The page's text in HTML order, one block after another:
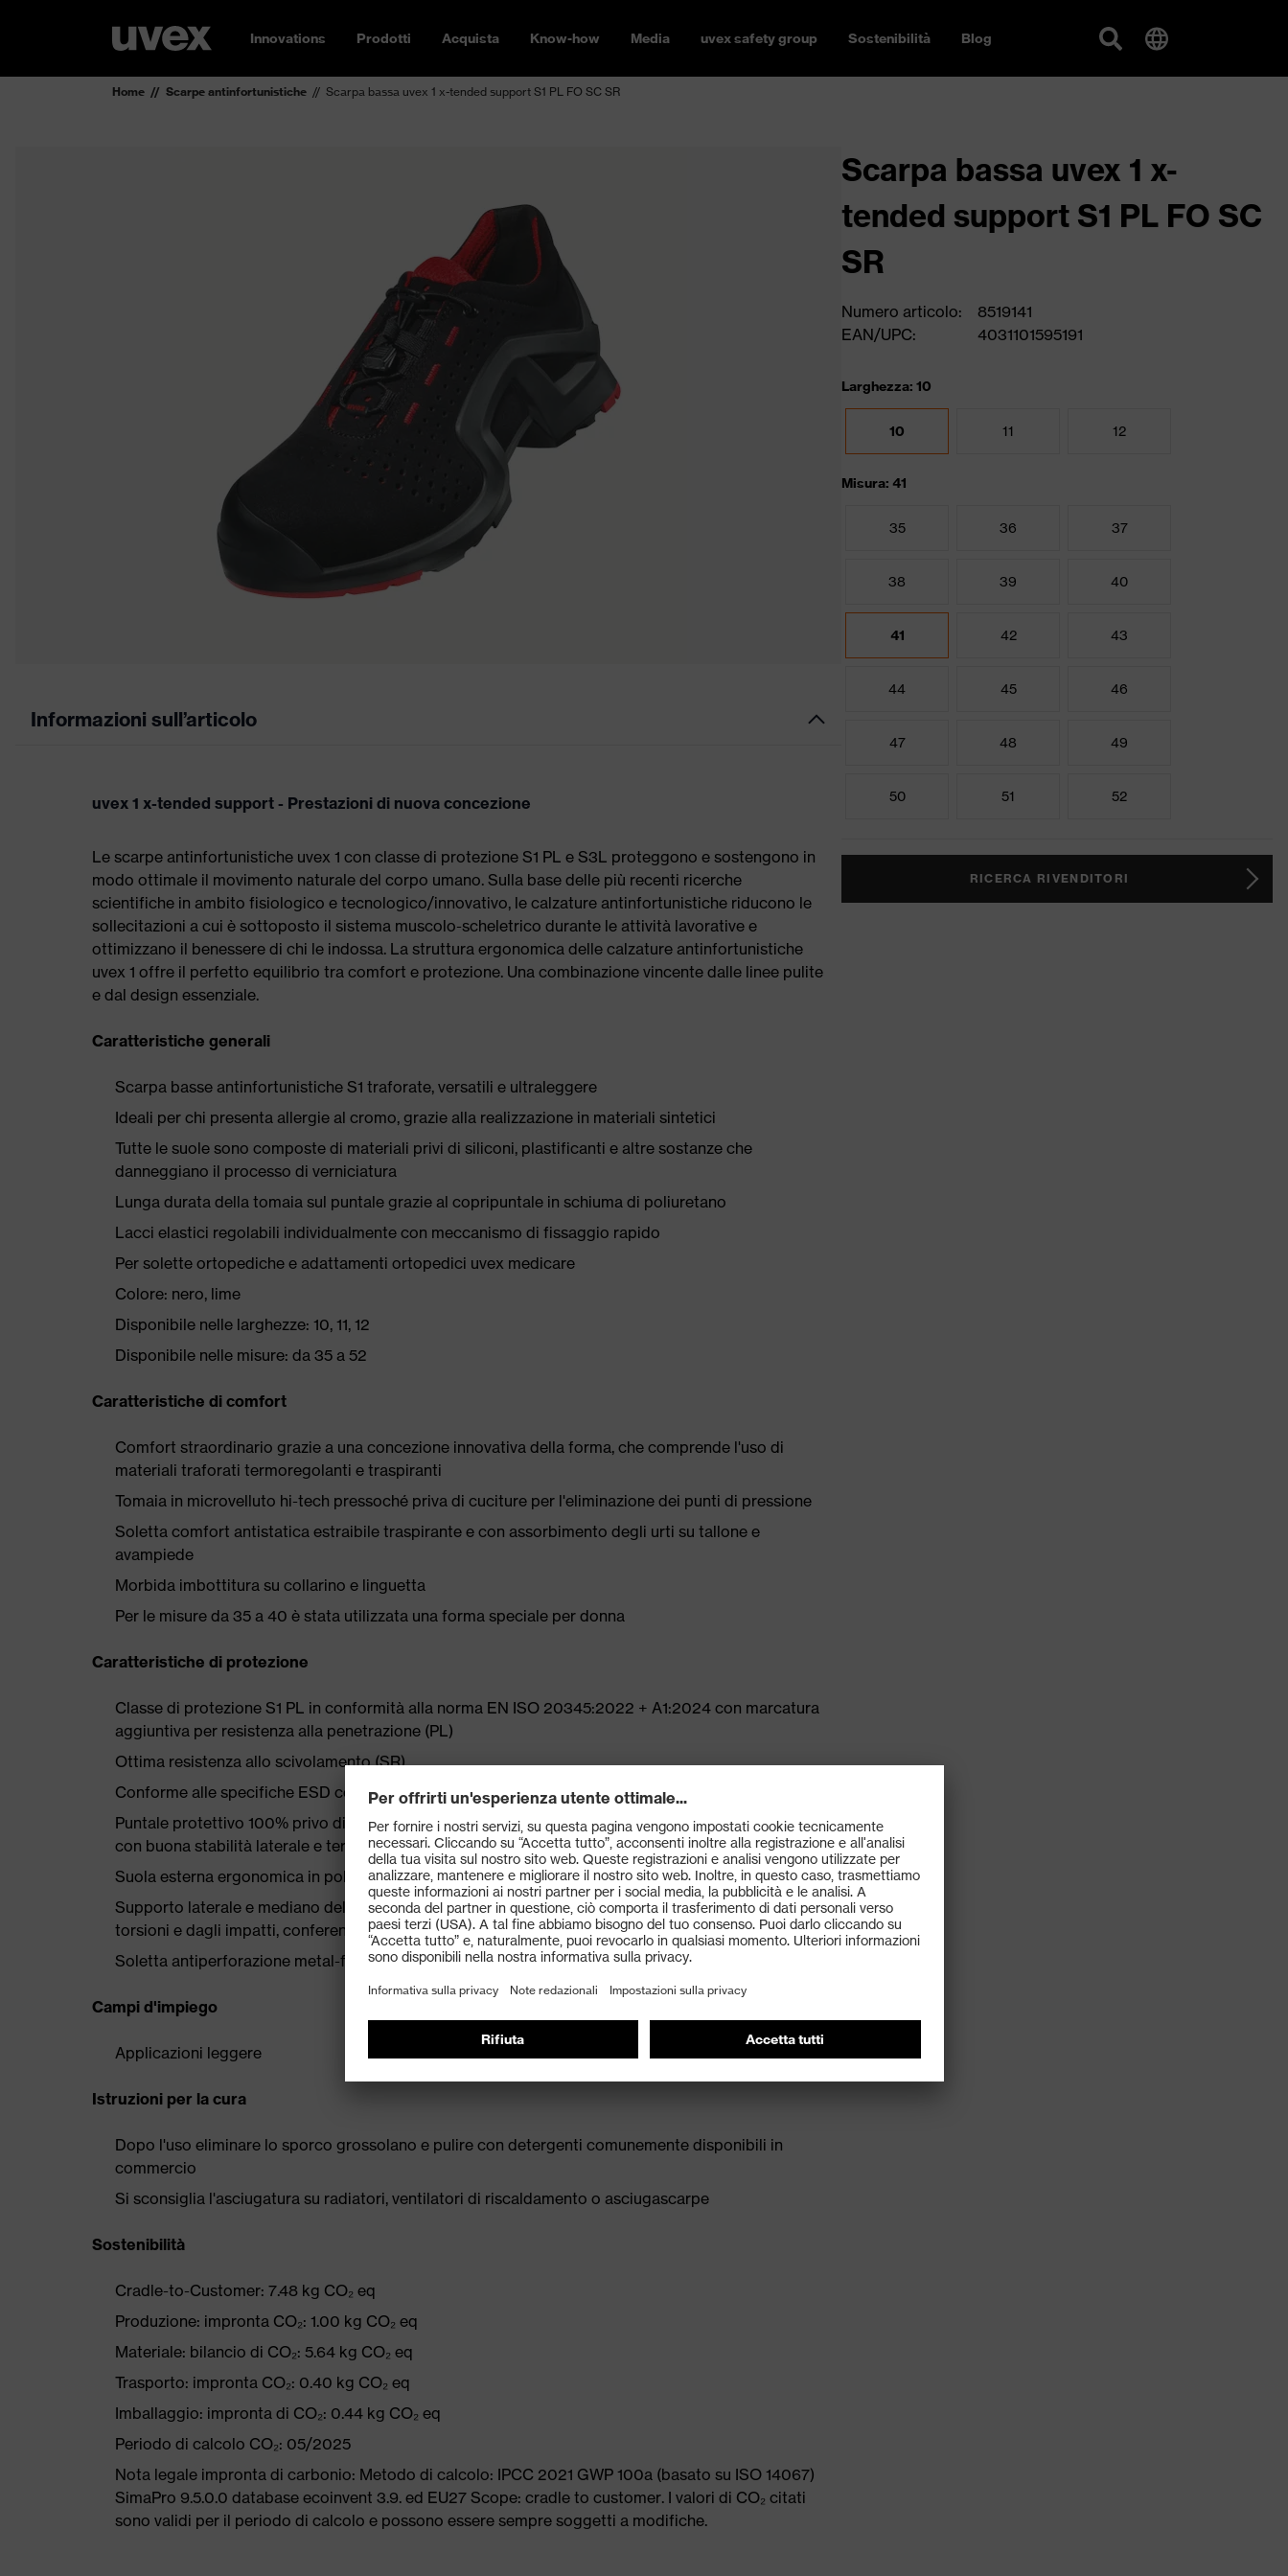
Innovations Prodotti Acquista Know-how Media uvex safety group Sostenibilità Blog
Home Scarpe antinfortunistiche Scarpa bassa uvex 1 x-tended support S1 PL FO SC SR
Informazioni sull’articolo
uvex 1 x-tended support - Prestazioni di nuova concezione
Le scarpe antinfortunistiche uvex 1 con classe di protezione S1 PL e S3L proteggono e sostengono in
modo ottimale il movimento naturale del corpo umano. Sulla base delle più recenti ricerche
scientifiche in ambito fisiologico e tecnologico/innovativo, le calzature antinfortunistiche riducono le
sollecitazioni a cui è sottoposto il sistema muscolo-scheletrico durante le attività lavorative e
ottimizzano il benessere di chi le indossa. La struttura ergonomica delle calzature antinfortunistiche
uvex 1 offre il perfetto equilibrio tra comfort e protezione. Una combinazione vincente dalle linee pulite
e dal design essenziale.
Caratteristiche generali
Scarpa basse antinfortunistiche S1 traforate, versatili e ultraleggere
Ideali per chi presenta allergie al cromo, grazie alla realizzazione in materiali sintetici
Tutte le suole sono composte di materiali privi di siliconi, plastificanti e altre sostanze che
danneggiano il processo di verniciatura
Lunga durata della tomaia sul puntale grazie al copripuntale in schiuma di poliuretano
Lacci elastici regolabili individualmente con meccanismo di fissaggio rapido
Per solette ortopediche e adattamenti ortopedici uvex medicare
Colore: nero, lime
Disponibile nelle larghezze: 10, 11, 12
Disponibile nelle misure: da 35 a 52
Caratteristiche di comfort
Comfort straordinario grazie a una concezione innovativa della forma, che comprende l'uso di
materiali traforati termoregolanti e traspiranti
Tomaia in microvelluto hi-tech pressoché priva di cuciture per l'eliminazione dei punti di pressione
Soletta comfort antistatica estraibile traspirante e con assorbimento degli urti su tallone e
avampiede
Morbida imbottitura su collarino e linguetta
Per le misure da 35 a 40 è stata utilizzata una forma speciale per donna
Caratteristiche di protezione
Classe di protezione S1 PL in conformità alla norma EN ISO 20345:2022 + A1:2024 con marcatura
aggiuntiva per resistenza alla penetrazione (PL)
Ottima resistenza allo scivolamento (SR)
Conforme alle specifiche ESD con resistenza di dispersione inferiore a 100 mega-ohm
Puntale protettivo 100% privo di metallo uvex xenova®: compatto, conformato anatomicamente,
con buona stabilità laterale e termicamente non conduttivo
Suola esterna ergonomica in poliuretano a doppio strato con ottima resistenza allo scivolamento
Supporto laterale e mediano del piede tramite un'apposita cornice laterale che protegge dalle
torsioni e dagli impatti, conferendo al piede stabilità e sostegno
Soletta antiperforazione metal-free che garantisce flessibilità alla calzatura
Campi d'impiego
Applicazioni leggere
Istruzioni per la cura
Dopo l'uso eliminare lo sporco grossolano e pulire con detergenti comunemente disponibili in
commercio
Si sconsiglia l'asciugatura su radiatori, ventilatori di riscaldamento o asciugascarpe
Sostenibilità
Cradle-to-Customer: 7.48 kg CO₂ eq
Produzione: impronta CO₂: 1.00 kg CO₂ eq
Materiale: bilancio di CO₂: 5.64 kg CO₂ eq
Trasporto: impronta CO₂: 0.40 kg CO₂ eq
Imballaggio: impronta di CO₂: 0.44 kg CO₂ eq
Periodo di calcolo CO₂: 05/2025
Nota legale impronta di carbonio: Metodo di calcolo: IPCC 2021 GWP 100a (basato su ISO 14067)
SimaPro 9.5.0.0 database ecoinvent 3.9. ed EU27 Scope: cradle to customer. I valori di CO₂ citati
sono validi per il periodo di calcolo e possono essere sempre soggetti a modifiche.
Scarpa bassa uvex 1 x-
tended support S1 PL FO SC
SR
Numero articolo:
8519141
EAN/UPC:
4031101595191
Larghezza: 10
10 11 12
Misura: 41
35 36 37
38 39 40
41 42 43
44 45 46
47 48 49
50 51 52
RICERCA RIVENDITORI